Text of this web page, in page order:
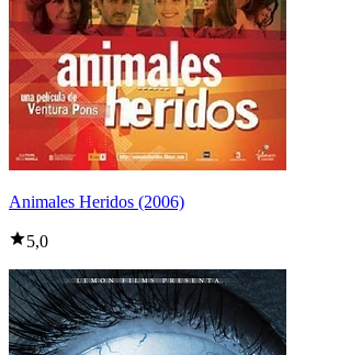
Animales Heridos (2006)
5,0